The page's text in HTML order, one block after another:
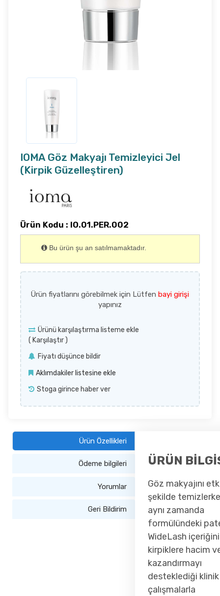
IOMA Göz Makyajı Temizleyici Jel
(Kirpik Güzelleştiren)
Ürün Kodu : IO.01.PER.002
Bu ürün şu an satılmamaktadır.
Ürün fiyatlarını görebilmek için Lütfenbayi girişi
yapınız
Ürünü karşılaştırma listeme ekle
( Karşılaştır )
Fiyatı düşünce bildir
Aklımdakiler listesine ekle
Stoga girince haber ver
Ürün Özellikleri
Ödeme bilgileri
Yorumlar
Geri Bildirim
ÜRÜN
Göz makyajını
şekilde
aynı zamanda
formülündeki
WideLash
kirpiklere hacim
kazandırmayı
desteklediği klinik
çalışmalarla